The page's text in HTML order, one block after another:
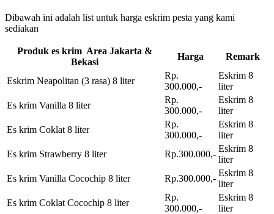
Dibawah ini adalah list untuk harga eskrim pesta yang kami
sediakan
Produk es krim Area Jakarta &
Bekasi
Harga Remark
Eskrim Neapolitan (3 rasa) 8 liter
Rp.
300.000,-
Eskrim 8
liter
Es krim Vanilla 8 liter
Rp.
300.000,-
Eskrim 8
liter
Es krim Coklat 8 liter
Rp.
300.000,-
Eskrim 8
liter
Es krim Strawberry 8 liter
Rp.300.000,-
Eskrim 8
liter
Es krim Vanilla Cocochip 8 liter
Rp.300.000,-
Eskrim 8
liter
Es krim Coklat Cocochip 8 liter
Rp.
300.000,-
Eskrim 8
liter